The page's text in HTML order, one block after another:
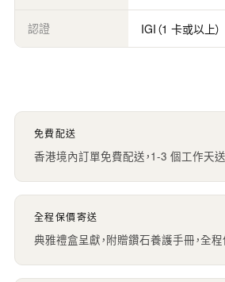
認證 IGI（1 卡或以上）
免費配送
香港境內訂單免費配送，1-3 個工作天送
全程保價寄送
典雅禮盒呈獻，附贈鑽石養護手冊，全程